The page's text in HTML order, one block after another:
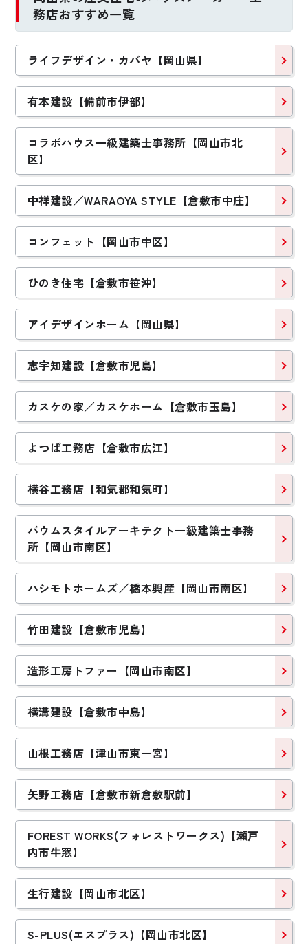
Wさんファミリー
2022年完成
シンプルに暮らす、
すっきりミニマルな
家
2022年完成
1階で暮らしが完結
平屋
2021年完成
美しさと素材感にこ
だわった性能＋動線
の家
Oさんファミリー
【岡山県岡山市】
空間を無駄なく生か
す。スキップフロア
の家
Tさんファミリー
【岡山県岡山市】
ライフスタイル動線
でストレスフリーな
家
Sさんファミリー
【岡山県岡山市】
快適かつおしゃれに
暮らすモノトーンの
家
務店おすすめ一覧
ライフデザイン・カバヤ【岡山県】
有本建設【備前市伊部】
コラボハウス一級建築士事務所【岡山市北
区】
中祥建設／WARAOYA STYLE【倉敷市中庄】
コンフェット【岡山市中区】
ひのき住宅【倉敷市笹沖】
アイデザインホーム【岡山県】
志宇知建設【倉敷市児島】
カスケの家／カスケホーム【倉敷市玉島】
よつば工務店【倉敷市広江】
横谷工務店【和気郡和気町】
バウムスタイルアーキテクト一級建築士事務
所【岡山市南区】
ハシモトホームズ／橋本興産【岡山市南区】
竹田建設【倉敷市児島】
造形工房トファー【岡山市南区】
横溝建設【倉敷市中島】
山根工務店【津山市東一宮】
矢野工務店【倉敷市新倉敷駅前】
FOREST WORKS(フォレストワークス)【瀬戸
内市牛窓】
生行建設【岡山市北区】
S-PLUS(エスプラス)【岡山市北区】